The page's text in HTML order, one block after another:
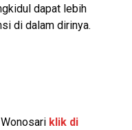
dapat lebih
di dalam dirinya.
klik di